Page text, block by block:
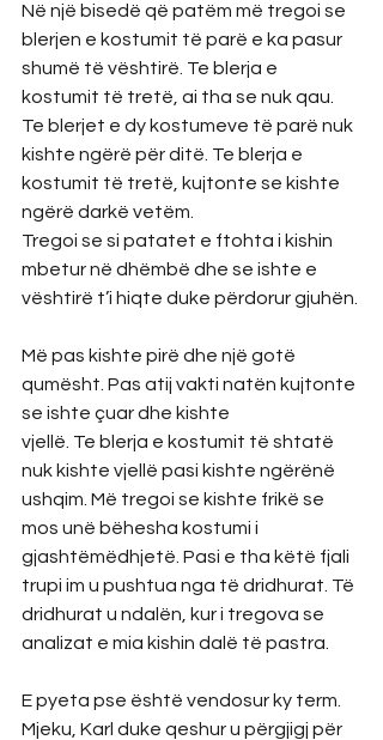
Në një bisedë që patëm më tregoi se
blerjen e kostumit të parë e ka pasur
shumë të vështirë. Te blerja e
kostumit të tretë, ai tha se nuk qau.
Te blerjet e dy kostumeve të parë nuk
kishte ngërë për ditë. Te blerja e
kostumit të tretë, kujtonte se kishte
ngërë darkë vetëm.
Tregoi se si patatet e ftohta i kishin
mbetur në dhëmbë dhe se ishte e
vështirë t’i hiqte duke përdorur gjuhën.
Më pas kishte pirë dhe një gotë
qumësht. Pas atij vakti natën kujtonte
se ishte çuar dhe kishte
vjellë. Te blerja e kostumit të shtatë
nuk kishte vjellë pasi kishte ngërënë
ushqim. Më tregoi se kishte frikë se
mos unë bëhesha kostumi i
gjashtëmëdhjetë. Pasi e tha këtë fjali
trupi im u pushtua nga të dridhurat. Të
dridhurat u ndalën, kur i tregova se
analizat e mia kishin dalë të pastra.
E pyeta pse është vendosur ky term.
Mjeku, Karl duke qeshur u përgjigj për